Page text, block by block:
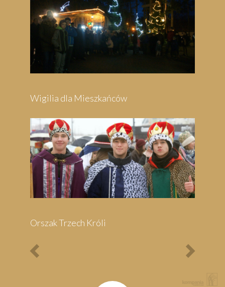
Wigilia dla Mieszkańców
Orszak Trzech Króli
Previous